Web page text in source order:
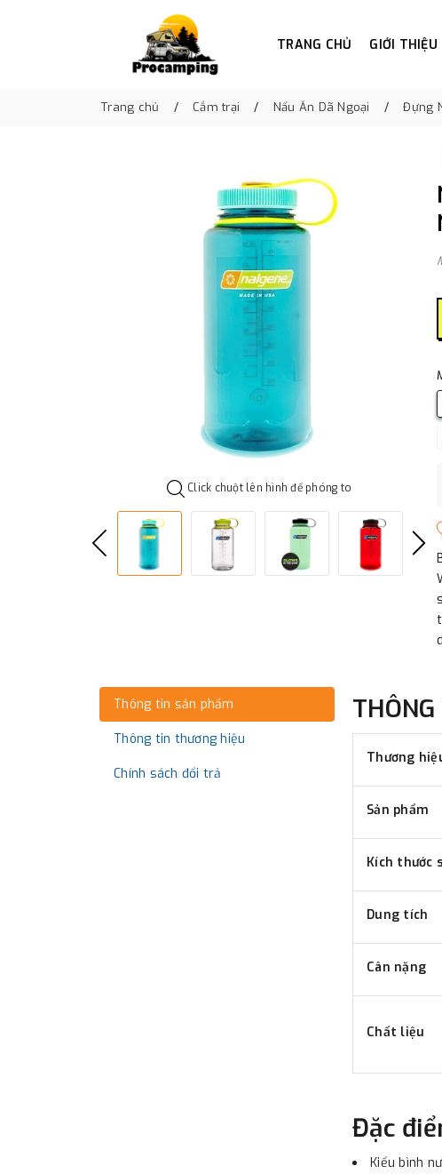
TRANG CHỦ GIỚI THIỆU
Trang chủ Cắm trại Nấu Ăn Dã Ngoại Đựng
Click chuột lên hình để phóng to
Thông tin sản phẩm
Thông tin thương hiệu
Chính sách đổi trả
Thương
Sản phẩm
Kích thước
Dung tích
Cân nặng
Chất liệu
Đặc
Kiểu bình